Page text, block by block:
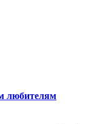
любителям